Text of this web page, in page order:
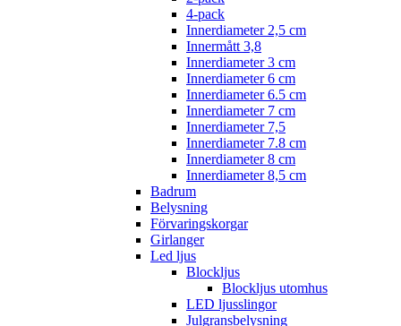
4-pack
Innerdiameter 2,5 cm
Innermått 3,8
Innerdiameter 3 cm
Innerdiameter 6 cm
Innerdiameter 6.5 cm
Innerdiameter 7 cm
Innerdiameter 7,5
Innerdiameter 7.8 cm
Innerdiameter 8 cm
Innerdiameter 8,5 cm
Badrum
Belysning
Förvaringskorgar
Girlanger
Led ljus
Blockljus
Blockljus utomhus
LED ljusslingor
Julgransbelysning